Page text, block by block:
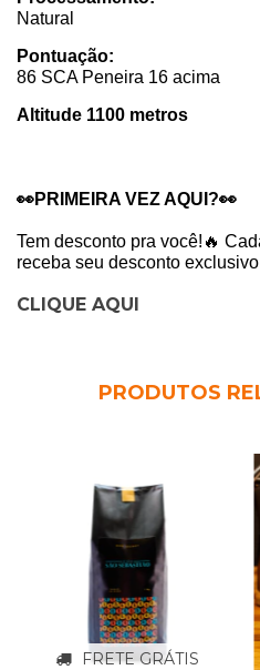
Natural
Pontuação:
86 SCA Peneira 16 acima
Altitude 1100 metros
👀PRIMEIRA VEZ AQUI?👀
Tem desconto pra você!🔥
receba seu desconto
CLIQUE AQUI
PRODUTOS
FRETE GRÁTIS